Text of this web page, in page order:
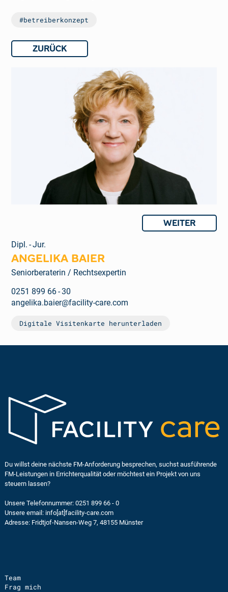
#betreiberkonzept
ZURÜCK
WEITER
Dipl. - Jur.
ANGELIKA BAIER
Seniorberaterin / Rechtsexpertin
0251 899 66 - 30
angelika.baier@facility-care.com
Digitale Visitenkarte herunterladen
Du willst deine nächste FM-Anforderung besprechen, suchst ausführende
FM-Leistungen in Errichterqualitätoder möchtest ein Projekt von uns
steuern lassen?
Unsere Telefonnummer: 0251 899 66 - 0
Unsere email: info[at]facility-care.com
Adresse: Fridtjof-Nansen-Weg 7, 48155 Münster
Team
Frag mich